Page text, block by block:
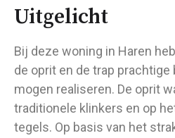
Uitgelicht
Bij deze woning in Haren
de oprit en de trap
mogen realiseren. De oprit
traditionele klinkers en op
tegels. Op basis van het